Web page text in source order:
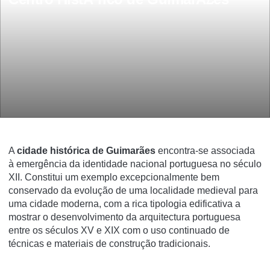
A cidade histórica de Guimarães encontra-se associada
à emergência da identidade nacional portuguesa no século
XII. Constitui um exemplo excepcionalmente bem
conservado da evolução de uma localidade medieval para
uma cidade moderna, com a rica tipologia edificativa a
mostrar o desenvolvimento da arquitectura portuguesa
entre os séculos XV e XIX com o uso continuado de
técnicas e materiais de construção tradicionais.